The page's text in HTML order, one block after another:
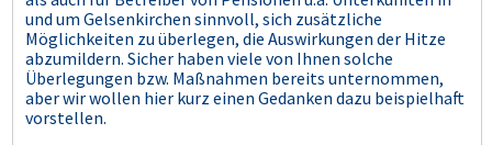
und um Gelsenkirchen sinnvoll, sich zusätzliche
Möglichkeiten zu überlegen, die Auswirkungen der Hitze
abzumildern. Sicher haben viele von Ihnen solche
Überlegungen bzw. Maßnahmen bereits unternommen,
aber wir wollen hier kurz einen Gedanken dazu beispielhaft
vorstellen.